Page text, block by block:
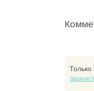
Только